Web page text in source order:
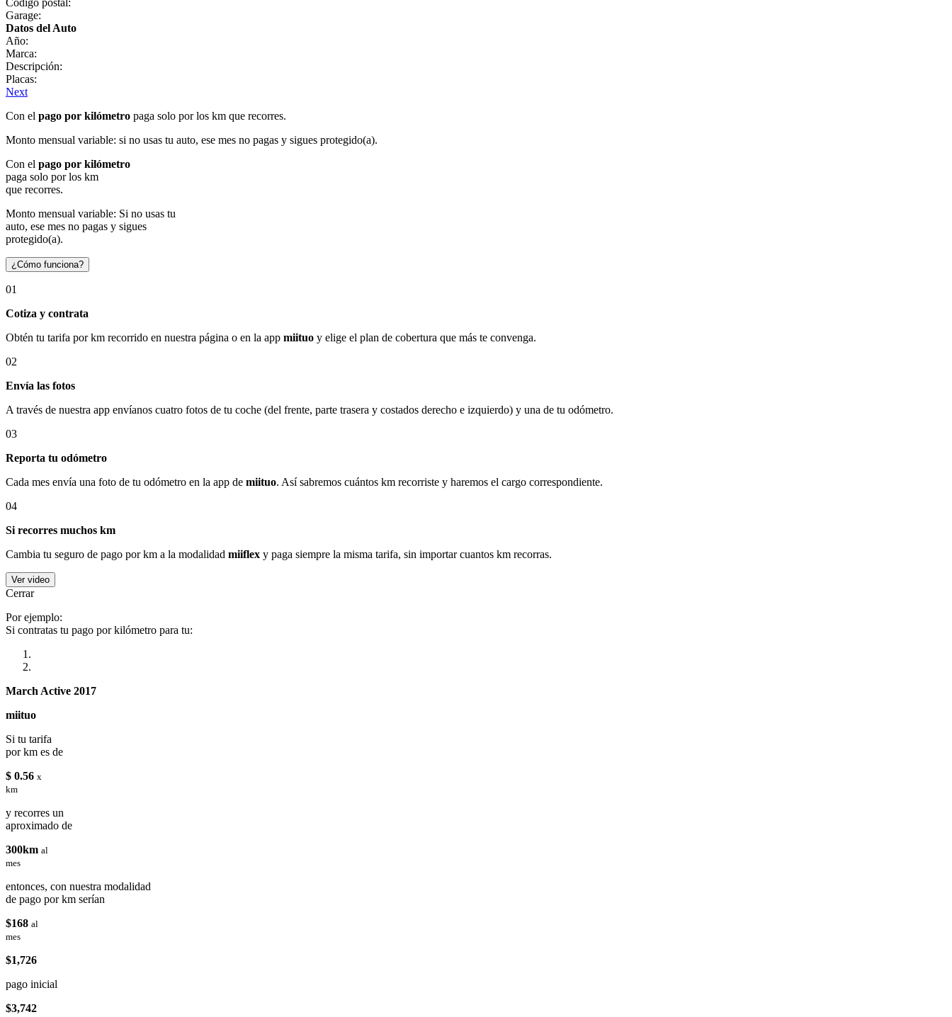
Garage:
Datos del Auto
Año:
Marca:
Descripción:
Placas:
Next
Con el pago por kilómetro paga solo por los km que recorres.
Monto mensual variable: si no usas tu auto, ese mes no pagas y sigues protegido(a).
Con el pago por kilómetro
paga solo por los km
que recorres.
Monto mensual variable: Si no usas tu
auto, ese mes no pagas y sigues
protegido(a).
¿Cómo funciona?
01
Cotiza y contrata
Obtén tu tarifa por km recorrido en nuestra página o en la app miituo y elige el plan de cobertura que más te convenga.
02
Envía las fotos
A través de nuestra app envíanos cuatro fotos de tu coche (del frente, parte trasera y costados derecho e izquierdo) y una de tu odómetro.
03
Reporta tu odómetro
Cada mes envía una foto de tu odómetro en la app de miituo. Así sabremos cuántos km recorriste y haremos el cargo correspondiente.
04
Si recorres muchos km
Cambia tu seguro de pago por km a la modalidad miiflex y paga siempre la misma tarifa, sin importar cuantos km recorras.
Ver video
Cerrar
Por ejemplo:
Si contratas tu pago por kilómetro para tu:
March Active 2017
miituo
Si tu tarifa
por km es de
$ 0.56 x
km
y recorres un
aproximado de
300km al
mes
entonces, con nuestra modalidad
de pago por km serían
$168 al
mes
$1,726
pago inicial
$3,742